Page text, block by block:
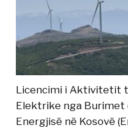
Licencimi i Aktivitetit
Elektrike nga
Energjisë në Kosovë